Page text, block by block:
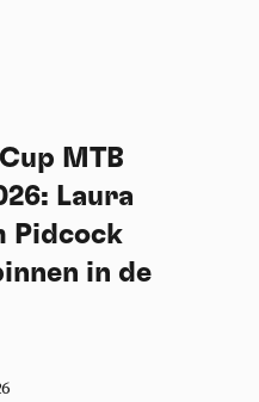
MTB
Laura
Pidcock
in de